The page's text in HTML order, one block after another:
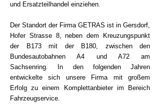
und Ersatzteilhandel einziehen.
Der Standort der Firma GETRAS ist in Gersdorf,
Hofer Strasse 8, neben dem Kreuzungspunkt
der B173 mit der B180, zwischen den
Bundesautobahnen A4 und A72 am
Sachsenring. In den folgenden Jahren
entwickelte sich unsere Firma mit großem
Erfolg zu einem Komplettanbieter im Bereich
Fahrzeugservice.